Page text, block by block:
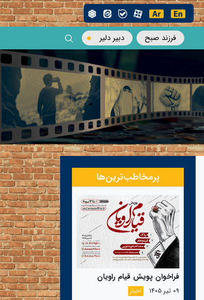
فرزند صبح دبیر دلیر
پرمخاطب‌ترین‌ها
فراخوان پویش قیام راویان
09 تیر 1405
اخبار